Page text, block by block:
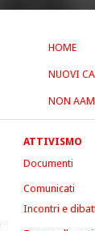
HOME
NUOVI
NON
ATTIVISMO
Documenti
Comunicati
Incontri e